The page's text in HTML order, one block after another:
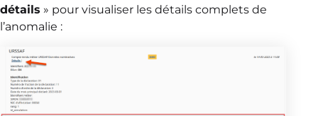
détails » pour visualiser les détails complets de
l’anomalie :